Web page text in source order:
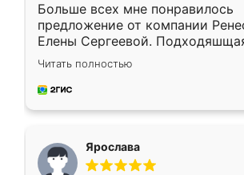
Больше всех мне понравилось
предложение от компании
Елены Сергеевой.
короткие сроки изготовления.
для замера сотрудник Владислав
предложил по моему эскизу
Читать полностью
Ярослава